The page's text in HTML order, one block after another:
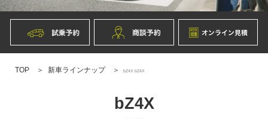
TOP 新車ラインナップ bZ4X bZ4X
bZ4X